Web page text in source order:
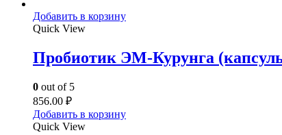
Добавить в корзину
Quick View
Пробиотик ЭМ-Курунга
0 out of 5
856.00 ₽
Добавить в корзину
Quick View